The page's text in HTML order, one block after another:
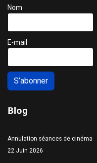
Nom
E-mail
S’abonner
Blog
Annulation séances de cinéma
22 Juin 2026